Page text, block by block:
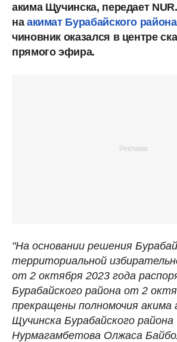
акима Щучинска, передает
на акимат Бурабайского района
чиновник оказался в центре
прямого эфира.
"На основании решения
территориальной
от 2 октября 2023 года
Бурабайского района от 2
прекращены полномочия акима
Щучинска Бурабайского района
Нурмагамбетова Олжаса